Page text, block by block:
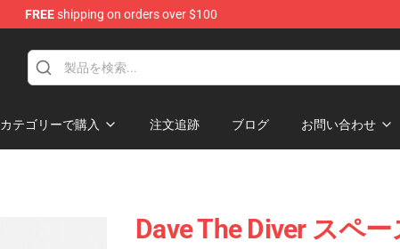
FREEshipping on orders over $100
カテゴリーで購入 注文追跡 ブログ お問い合わせ
Dave The Diver スペ